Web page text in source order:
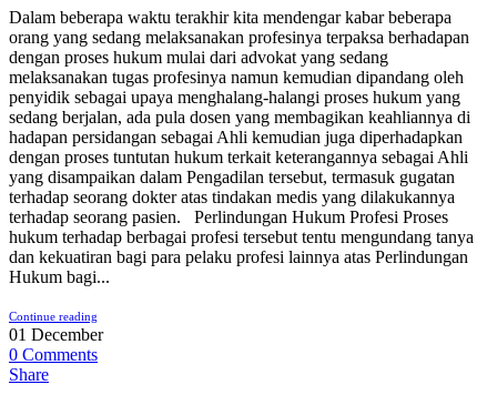
Dalam beberapa waktu terakhir kita mendengar kabar beberapa
orang yang sedang melaksanakan profesinya terpaksa berhadapan
dengan proses hukum mulai dari advokat yang sedang
melaksanakan tugas profesinya namun kemudian dipandang oleh
penyidik sebagai upaya menghalang-halangi proses hukum yang
sedang berjalan, ada pula dosen yang membagikan keahliannya di
hadapan persidangan sebagai Ahli kemudian juga diperhadapkan
dengan proses tuntutan hukum terkait keterangannya sebagai Ahli
yang disampaikan dalam Pengadilan tersebut, termasuk gugatan
terhadap seorang dokter atas tindakan medis yang dilakukannya
terhadap seorang pasien. Perlindungan Hukum Profesi Proses
hukum terhadap berbagai profesi tersebut tentu mengundang tanya
dan kekuatiran bagi para pelaku profesi lainnya atas Perlindungan
Hukum bagi...
Continue reading
01 December
0 Comments
Share